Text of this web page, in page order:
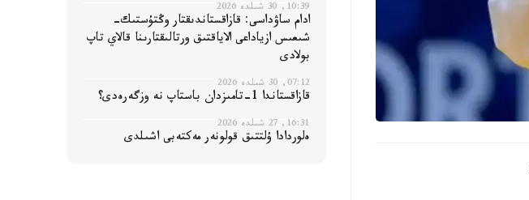
10:39, 30 شىلدە 2026
ادام ساۋداسى: قازاقستاندىقتار وڭتۇستىك-
شىعىس ازياداعى الاياقتىق ورتالىقتارىنا قالاي تاپ
بولادى
07:12, 30 شىلدە 2026
قازاقستاندا 1-تامىزدان باستاپ نە وزگەرەدى؟
16:31, 27 شىلدە 2026
ەلوردادا ۇلتتىق قولونەر مەكتەبى اشىلدى